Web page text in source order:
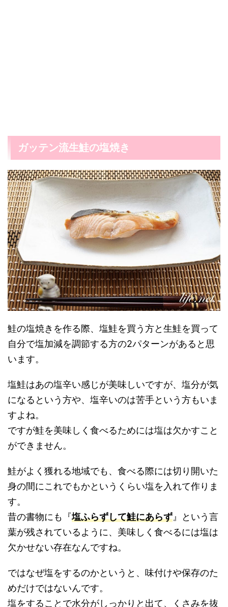
ガッテン流生鮭の塩焼き
鮭の塩焼きを作る際、塩鮭を買う方と生鮭を買って
自分で塩加減を調節する方の2パターンがあると思
います。
塩鮭はあの塩辛い感じが美味しいですが、塩分が気
になるという方や、塩辛いのは苦手という方もいま
すよね。
ですが鮭を美味しく食べるためには塩は欠かすこと
ができません。
鮭がよく獲れる地域でも、食べる際には切り開いた
身の間にこれでもかというくらい塩を入れて作りま
す。
昔の書物にも『塩ふらずして鮭にあらず』という言
葉が残されているように、美味しく食べるには塩は
欠かせない存在なんですね。
ではなぜ塩をするのかというと、味付けや保存のた
めだけではないんです。
塩をすることで水分がしっかりと出て、くさみを抜